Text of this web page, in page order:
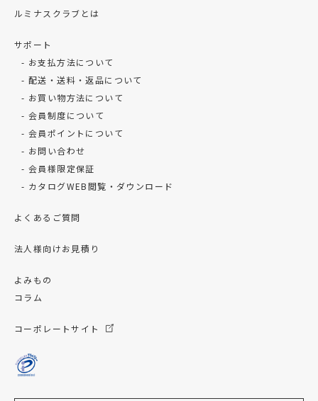
ルミナスクラブとは
サポート
お支払方法について
配送・送料・返品について
お買い物方法について
会員制度について
会員ポイントについて
お問い合わせ
会員様限定保証
カタログWEB閲覧・ダウンロード
よくあるご質問
法人様向けお見積り
よみもの
コラム
コーポレートサイト